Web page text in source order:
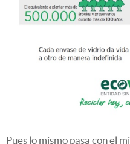
Pues lo mismo pasa con el